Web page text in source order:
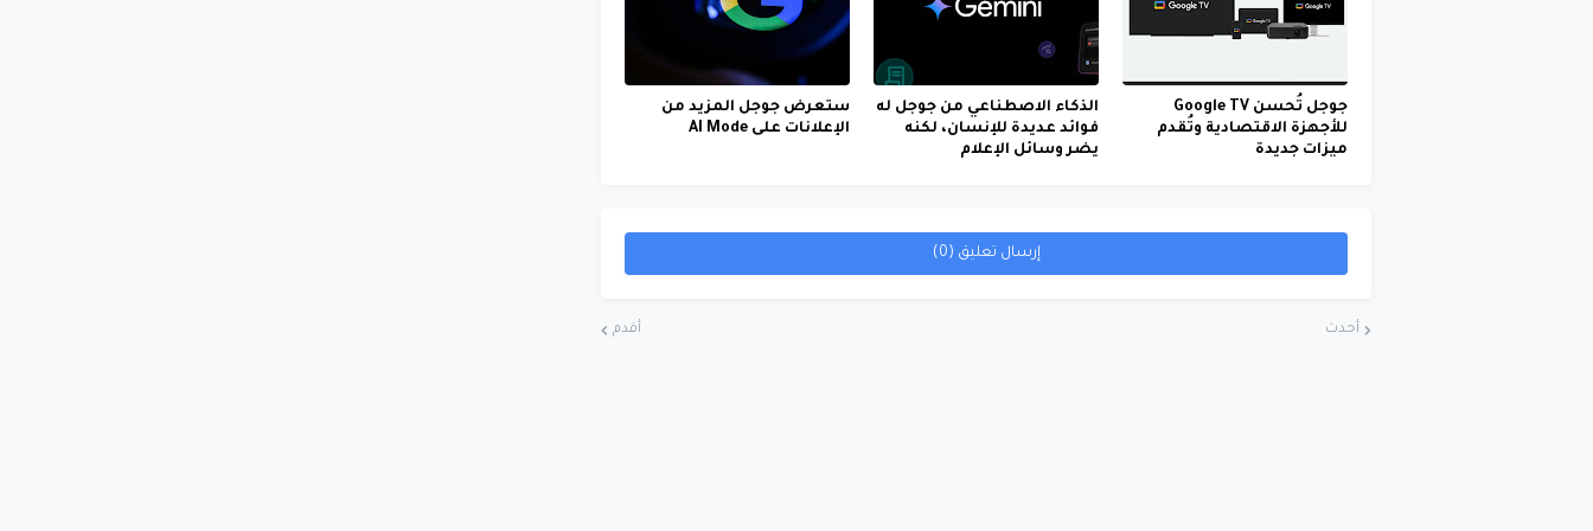
جوجل تُحسن Google TV
للأجهزة الاقتصادية وتُقدم
ميزات جديدة
الذكاء الاصطناعي من جوجل له
فوائد عديدة للإنسان، لكنه
يضر وسائل الإعلام
ستعرض جوجل المزيد من
الإعلانات على AI Mode
إرسال تعليق (0)
أحدث أقدم